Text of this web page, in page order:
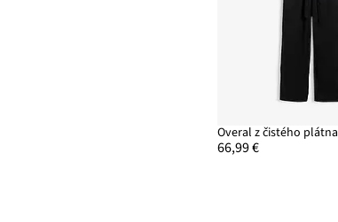
Overal z čistého plátna
66,99 €